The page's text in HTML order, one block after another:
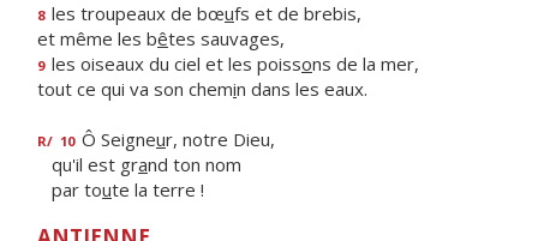
8 les troupeaux de bœufs et de brebis,
et même les bêtes sauvages,
9 les oiseaux du ciel et les poissons de la mer,
tout ce qui va son chemin dans les eaux.
R/ 10 Ô Seigneur, notre Dieu,
qu'il est grand ton nom
par toute la terre !